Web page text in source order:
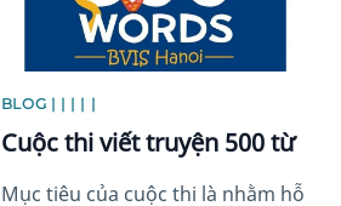
BLOG | | | | |
Cuộc thi viết truyện 500 từ
Mục tiêu của cuộc thi là nhằm hỗ